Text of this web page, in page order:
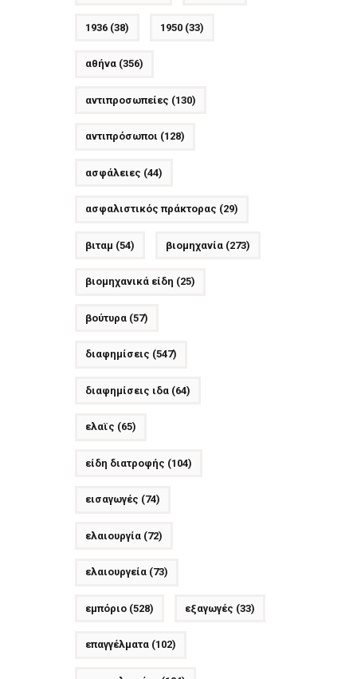
1936(38) 1950(33)
αθήνα(356)
αντιπροσωπείες (130)
αντιπρόσωποι (128)
ασφάλειες (44)
ασφαλιστικός πράκτορας (29)
βιταμ (54) βιομηχανία(273)
βιομηχανικά είδη (25)
βούτυρα(57)
διαφημίσεις (547)
διαφημίσεις ιδα(64)
ελαϊς (65)
είδη διατροφής (104)
εισαγωγές (74)
ελαιουργία(72)
ελαιουργεία(73)
εμπόριο(528) εξαγωγές (33)
επαγγέλματα(102)